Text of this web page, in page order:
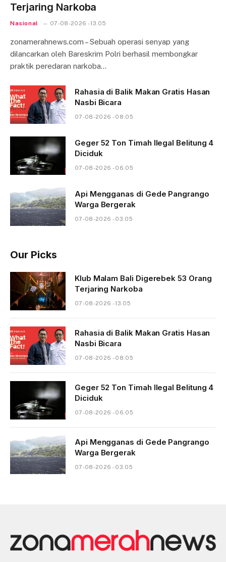
Terjaring Narkoba
Nasional 07-08-2026 - 13.05
zonamerahnews.com – Sebuah operasi senyap yang
dilancarkan oleh Bareskrim Polri berhasil membongkar
praktik peredaran narkoba…
Rahasia di Balik Makan Gratis Hasan
Nasbi Bicara
07-08-2026 - 08.05
Geger 52 Ton Timah Ilegal Belitung 4
Diciduk
07-08-2026 - 06.05
Api Mengganas di Gede Pangrango
Warga Bergerak
07-08-2026 - 03.05
Our Picks
Klub Malam Bali Digerebek 53 Orang
Terjaring Narkoba
07-08-2026 - 13.05
Rahasia di Balik Makan Gratis Hasan
Nasbi Bicara
07-08-2026 - 08.05
Geger 52 Ton Timah Ilegal Belitung 4
Diciduk
07-08-2026 - 06.05
Api Mengganas di Gede Pangrango
Warga Bergerak
07-08-2026 - 03.05